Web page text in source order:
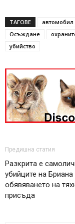
ТАГОВЕ автомобил
Осъждане
убийство
Предишна статия
Разкрита е
убийците на
обявяването на
присъда